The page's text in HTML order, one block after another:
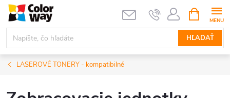
Prejsť
obsah
HĽADAŤ
KOŠÍK
LASEROVÉ TONERY - kompatibilné